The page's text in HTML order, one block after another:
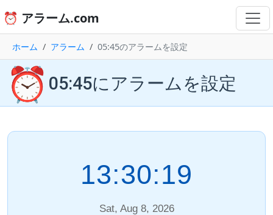
⏰ アラーム.com
ホーム アラーム 05:45のアラームを設定
⏰ 05:45にアラームを設定
13:30:19
Sat, Aug 8, 2026